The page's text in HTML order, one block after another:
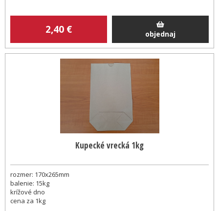
2,40 € objednaj
Kupecké vrecká 1kg
rozmer: 170x265mm
balenie: 15kg
krížové dno
cena za 1kg